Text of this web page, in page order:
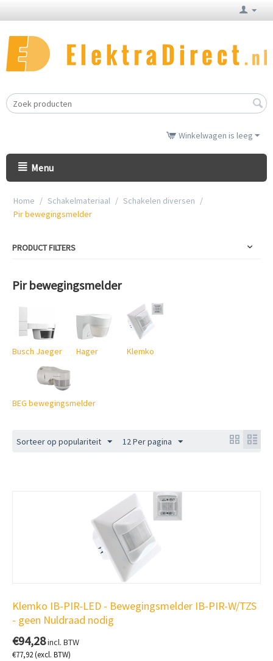
Winkelwagen is leeg
Menu
Home / Schakelmateriaal / Schakelen diversen /
Pir bewegingsmelder
PRODUCT FILTERS
Pir bewegingsmelder
Busch Jaeger Hager Klemko
BEG bewegingsmelder
Sorteer op populariteit 12 Per pagina
Klemko IB-PIR-LED - Bewegingsmelder IB-PIR-W/TZS
- geen Nuldraad nodig
€94,28incl. BTW
€77,92(excl. BTW)